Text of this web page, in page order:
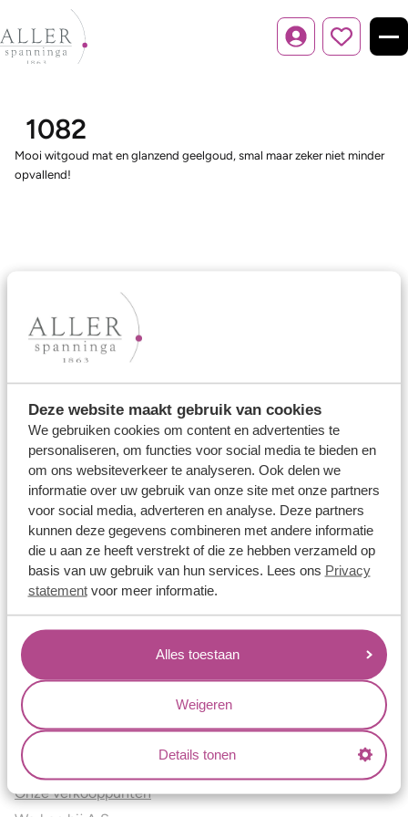
Deze website maakt gebruik van cookies
We gebruiken cookies om content en advertenties te
personaliseren, om functies voor social media te bieden en
om ons websiteverkeer te analyseren. Ook delen we
informatie over uw gebruik van onze site met onze partners
voor social media, adverteren en analyse. Deze partners
kunnen deze gegevens combineren met andere informatie
die u aan ze heeft verstrekt of die ze hebben verzameld op
basis van uw gebruik van hun services. Lees ons Privacy
statementvoor meer informatie.
Alles toestaan
Weigeren
Details tonen
Inloggen
1082
Mooi witgoud mat en glanzend geelgoud, smal maar zeker niet minder
opvallend!
Ons aanbod
Trouwringen
Memoireringen
Verlovingsringen
Vriendschapsringen
Over ons
Aller Spanninga
Historie
Certificaten
Blogs
Jouw voordelen
Conflictvrije Materialen
Oneindig veel mogelijkheden
Kwaliteit
Juweliers & Contact
Onze verkooppunten